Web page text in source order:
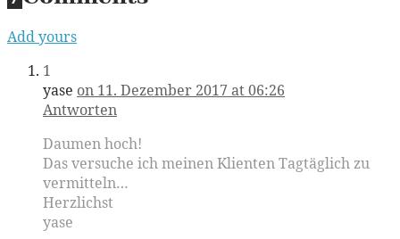
Add yours
1
yase on 11. Dezember 2017 at 06:26
Antworten
Daumen hoch!
Das versuche ich meinen Klienten Tagtäglich zu
vermitteln…
Herzlichst
yase